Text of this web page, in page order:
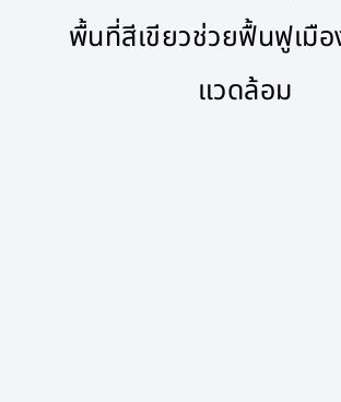
พื้นที่สีเขียวช่วยฟื้นฟูเมือ
แวดล้อม